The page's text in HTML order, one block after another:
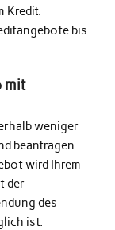
Kredit.
bis
mit
weniger
beantragen.
wird Ihrem
der
des
ist.